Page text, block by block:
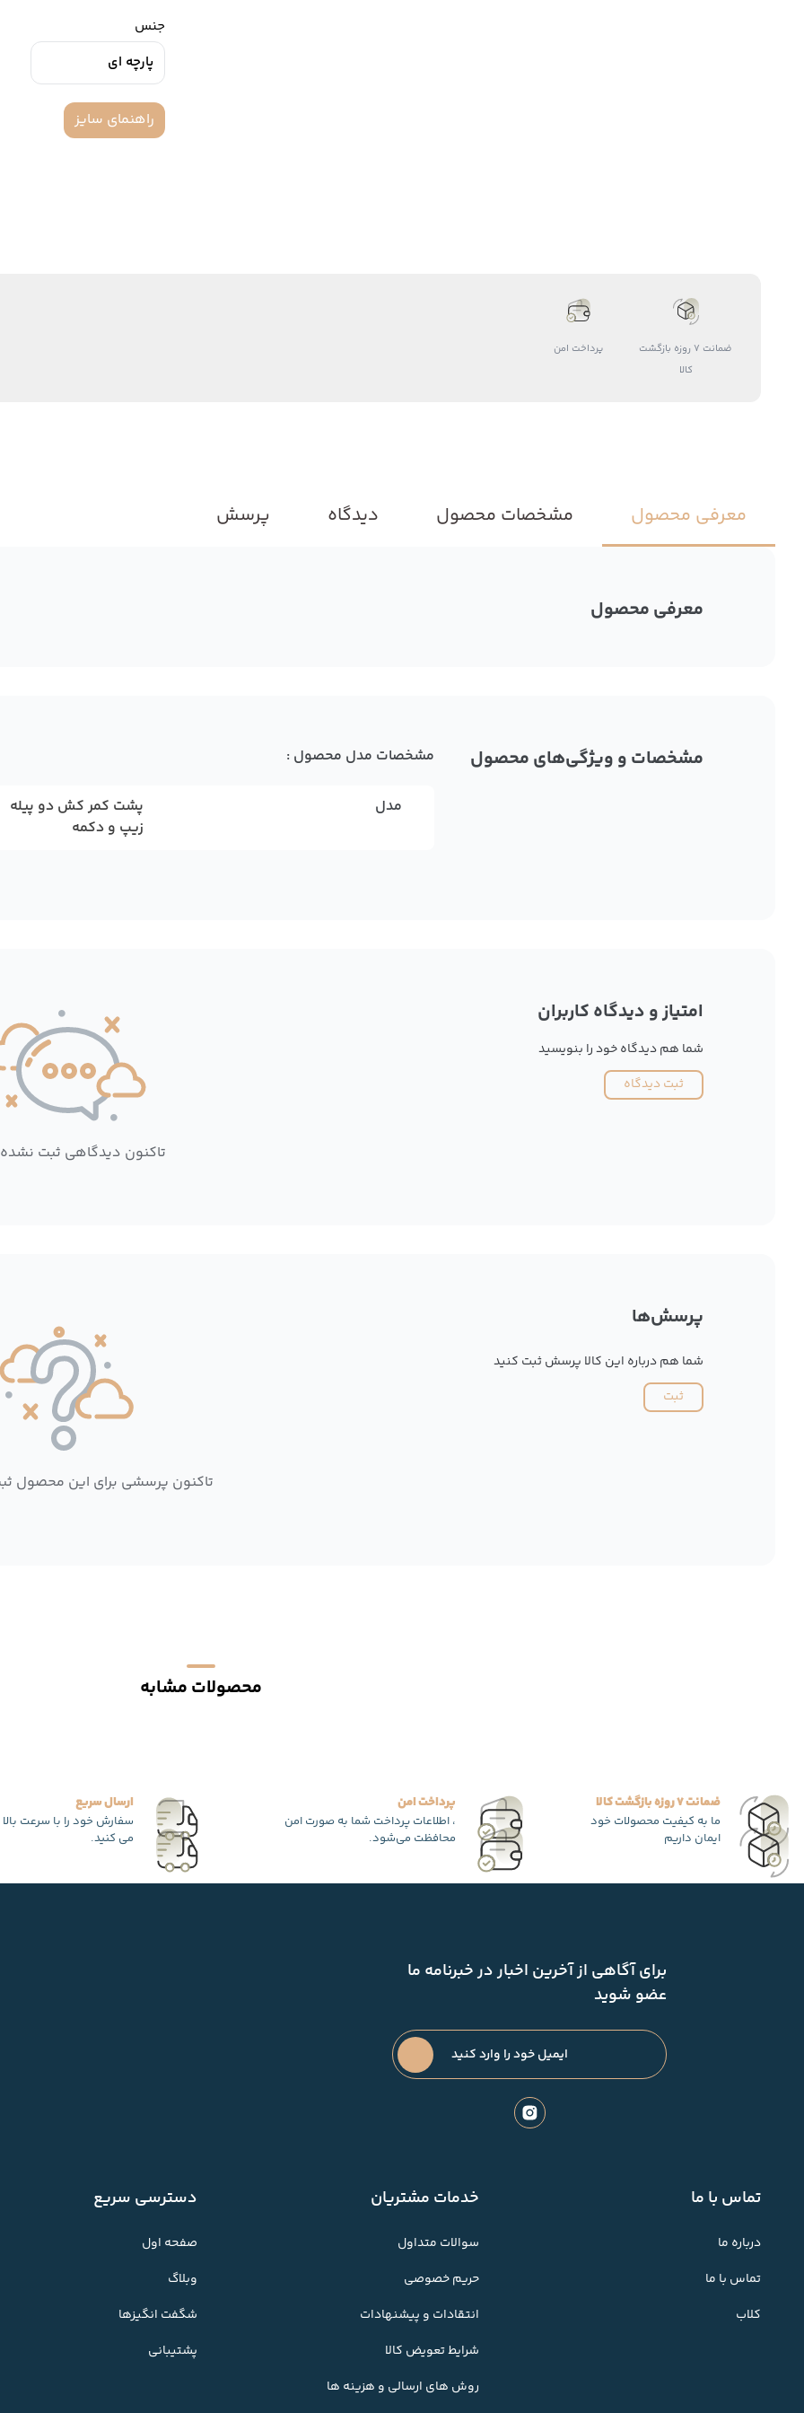
جنس
پارچه ای
راهنمای سایز
ضمانت 7 روزه بازگشت
کالا
پرداخت امن
معرفی محصول مشخصات محصول دیدگاه پرسش
معرفی محصول
مشخصات و ویژگی‌های محصول مشخصات مدل محصول :
مدل
پشت کمر کش دو پیله
زیپ و دکمه
امتیاز و دیدگاه کاربران
شما هم دیدگاه خود را بنویسید
ثبت دیدگاه
تاکنون دیدگاهی ثبت
پرسش‌ها
شما هم درباره این کالا پرسش ثبت کنید
ثبت
تاکنون پرسشی برای این محصول
محصولات مشابه
ضمانت 7 روزه بازگشت کالا
ما به کیفیت محصولات خود
ایمان داریم
پرداخت امن
، اطلاعات پرداخت شما به صورت امن
محافظت می‌شود.
ارسال سریع
سفارش خود را با سرعت
می کنید.
برای آگاهی از آخرین اخبار در خبرنامه ما
عضو شوید
تماس با ما
درباره ما
تماس با ما
کلاب
خدمات مشتریان
سوالات متداول
حریم خصوصی
انتقادات و پیشنهادات
شرایط تعویض کالا
روش های ارسالی و هزینه ها
دسترسی سریع
صفحه اول
وبلاگ
شگفت انگیزها
پشتیبانی